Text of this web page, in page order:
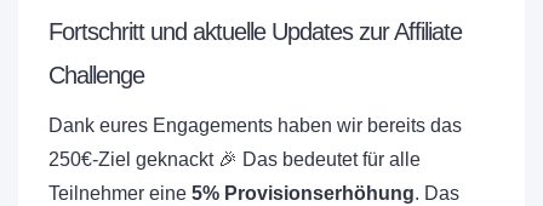
Fortschritt und aktuelle Updates zur Affiliate
Challenge
Dank eures Engagements haben wir bereits das
250€-Ziel geknackt 🎉 Das bedeutet für alle
Teilnehmer eine 5% Provisionserhöhung. Das